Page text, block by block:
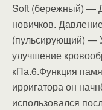
Soft (бережный) —
новичков.
(пульсирующий) —
улучшение
кПа.6.Функция
ирригатора он
использовался